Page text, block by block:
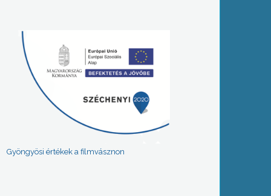
Gyöngyösi értékek a filmvásznon